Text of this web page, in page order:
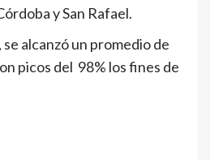
y San Rafael.
alcanzó un promedio de
picos del 98% los fines de